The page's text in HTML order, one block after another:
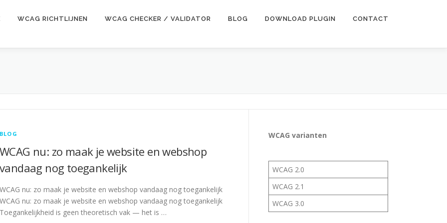
WCAG RICHTLIJNEN WCAG CHECKER / VALIDATOR BLOG DOWNLOAD PLUGIN CONTACT
BLOG
WCAG nu: zo maak je website en webshop
vandaag nog toegankelijk
WCAG nu: zo maak je website en webshop vandaag nog toegankelijk
WCAG nu: zo maak je website en webshop vandaag nog toegankelijk
Toegankelijkheid is geen theoretisch vak — het is …
WCAG varianten
WCAG 2.0
WCAG 2.1
WCAG 3.0